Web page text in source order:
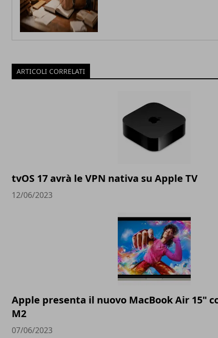
ARTICOLI CORRELATI
tvOS 17 avrà le VPN nativa su Apple TV
12/06/2023
Apple presenta il nuovo MacBook Air 15"
M2
07/06/2023